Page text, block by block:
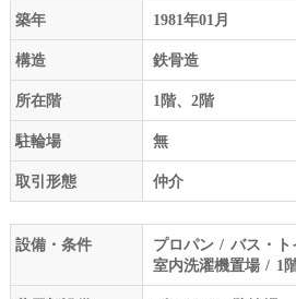
築年 1981年01月
構造 鉄骨造
所在階 1階、2階
駐輪場 無
取引形態 仲介
設備・条件 プロパン バス・ト
室内洗濯機置場
1